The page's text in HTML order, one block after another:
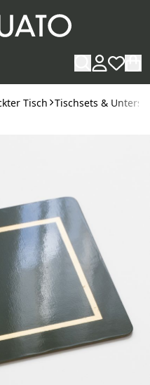
Tisch Tischsets &